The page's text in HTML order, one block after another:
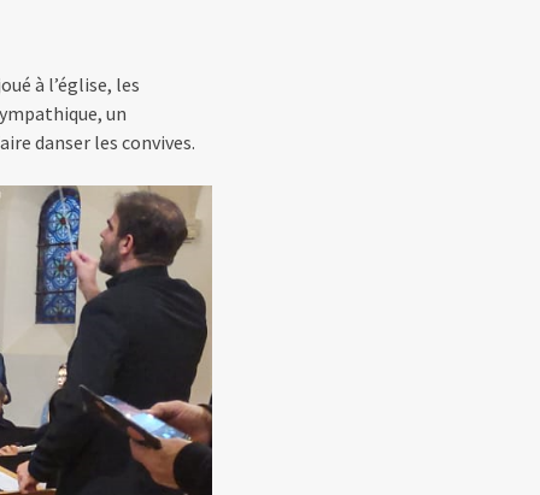
à l’église, les
un
danser les convives.